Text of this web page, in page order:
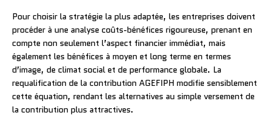
Pour choisir la stratégie la plus adaptée, les entreprises doivent
procéder à une analyse coûts-bénéfices rigoureuse, prenant en
compte non seulement l’aspect financier immédiat, mais
également les bénéfices à moyen et long terme en termes
d’image, de climat social et de performance globale. La
requalification de la contribution AGEFIPH modifie sensiblement
cette équation, rendant les alternatives au simple versement de
la contribution plus attractives.